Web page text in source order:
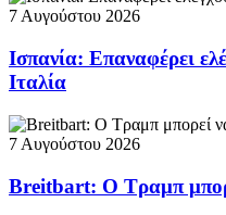
7 Αυγούστου 2026
Ισπανία: Επαναφέρει
Ιταλία
7 Αυγούστου 2026
Breitbart: Ο Τραμπ